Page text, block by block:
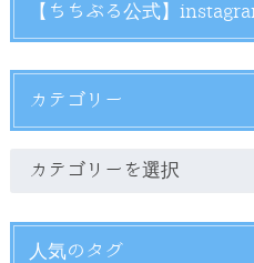
【ちちぶる公式】
カテゴリー
人気のタグ